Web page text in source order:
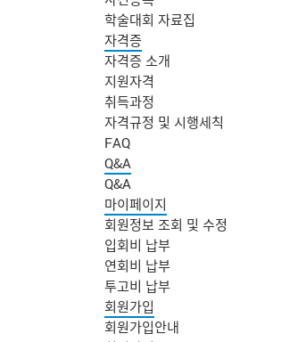
학술대회 자료집
자격증
자격증 소개
지원자격
취득과정
자격규정 및 시행세칙
FAQ
Q&A
Q&A
마이페이지
회원정보 조회 및 수정
입회비 납부
연회비 납부
투고비 납부
회원가입
회원가입안내